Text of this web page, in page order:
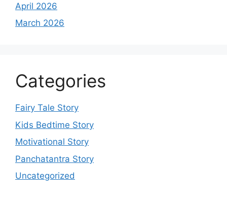
April 2026
March 2026
Categories
Fairy Tale Story
Kids Bedtime Story
Motivational Story
Panchatantra Story
Uncategorized